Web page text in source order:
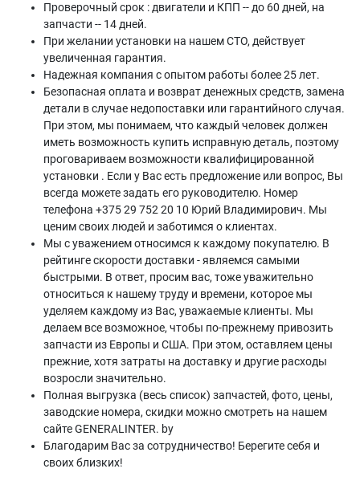
Проверочный срок : двигатели и КПП -- до 60 дней, на
запчасти -- 14 дней.
При желании установки на нашем СТО, действует
увеличенная гарантия.
Надежная компания с опытом работы более 25 лет.
Безопасная оплата и возврат денежных средств, замена
детали в случае недопоставки или гарантийного случая.
При этом, мы понимаем, что каждый человек должен
иметь возможность купить исправную деталь, поэтому
проговариваем возможности квалифицированной
установки . Если у Вас есть предложение или вопрос, Вы
всегда можете задать его руководителю. Номер
телефона +375 29 752 20 10 Юрий Владимирович. Мы
ценим своих людей и заботимся о клиентах.
Мы с уважением относимся к каждому покупателю. В
рейтинге скорости доставки - являемся самыми
быстрыми. В ответ, просим вас, тоже уважительно
относиться к нашему труду и времени, которое мы
уделяем каждому из Вас, уважаемые клиенты. Мы
делаем все возможное, чтобы по-прежнему привозить
запчасти из Европы и США. При этом, оставляем цены
прежние, хотя затраты на доставку и другие расходы
возросли значительно.
Полная выгрузка (весь список) запчастей, фото, цены,
заводские номера, скидки можно смотреть на нашем
сайте GENERALINTER. by
Благодарим Вас за сотрудничество! Берегите себя и
своих близких!